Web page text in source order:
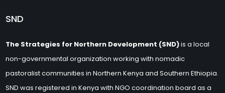
SND
The Strategies for Northern Development (SND)is a local
non-governmental organization working with nomadic
pastoralist communities in Northern Kenya and Southern Ethiopia.
SND was registered in Kenya with NGO coordination board as a